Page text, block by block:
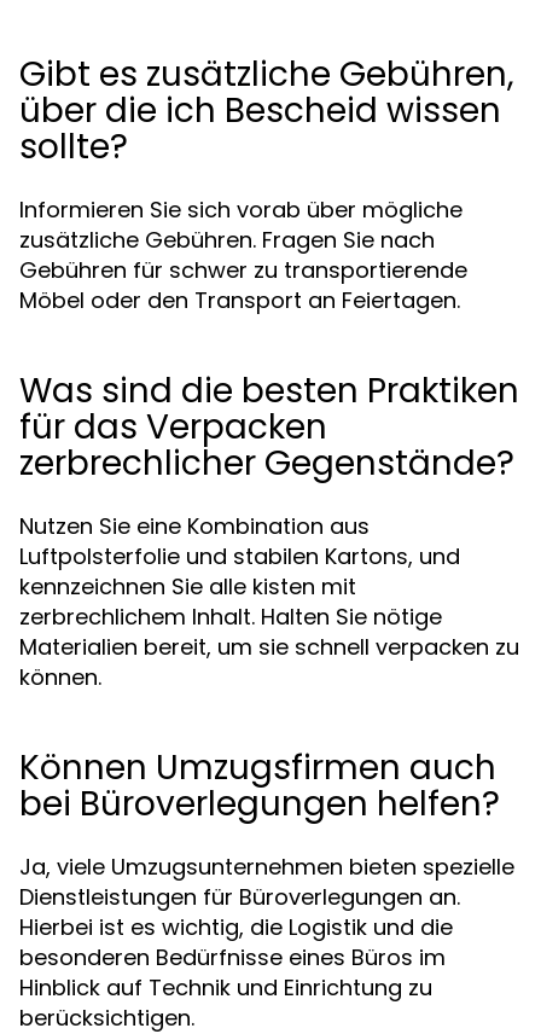
Gibt es zusätzliche Gebühren,
über die ich Bescheid wissen
sollte?
Informieren Sie sich vorab über mögliche
zusätzliche Gebühren. Fragen Sie nach
Gebühren für schwer zu transportierende
Möbel oder den Transport an Feiertagen.
Was sind die besten Praktiken
für das Verpacken
zerbrechlicher Gegenstände?
Nutzen Sie eine Kombination aus
Luftpolsterfolie und stabilen Kartons, und
kennzeichnen Sie alle kisten mit
zerbrechlichem Inhalt. Halten Sie nötige
Materialien bereit, um sie schnell verpacken zu
können.
Können Umzugsfirmen auch
bei Büroverlegungen helfen?
Ja, viele Umzugsunternehmen bieten spezielle
Dienstleistungen für Büroverlegungen an.
Hierbei ist es wichtig, die Logistik und die
besonderen Bedürfnisse eines Büros im
Hinblick auf Technik und Einrichtung zu
berücksichtigen.